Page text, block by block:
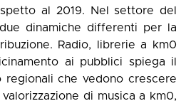
al 2019. Nel settore del
dinamiche differenti per la
Radio, librerie a km0
ai pubblici spiega il
regionali che vedono crescere
di musica a km0,